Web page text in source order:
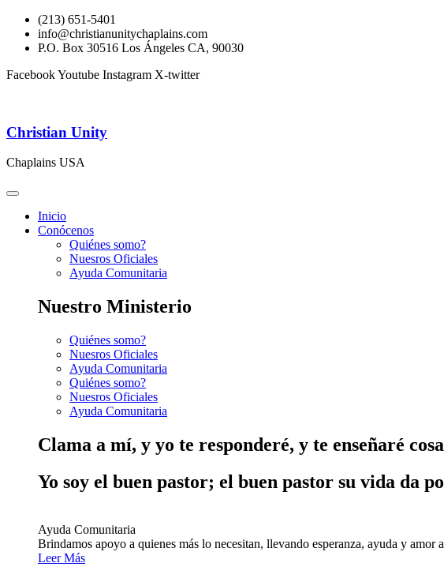
(213) 651-5401
info@christianunitychaplains.com
P.O. Box 30516 Los Ángeles CA, 90030
FacebookYoutube Instagram X-twitter
Christian Unity
Chaplains USA
Inicio
Conócenos
Quiénes somo?
Nuesros Oficiales
Ayuda Comunitaria
Nuestro Ministerio
Quiénes somo?
Nuesros Oficiales
Ayuda Comunitaria
Quiénes somo?
Nuesros Oficiales
Ayuda Comunitaria
Clama a mí, y yo te responderé, y te enseñaré
Yo soy el buen pastor; el buen pastor su vida da
Ayuda Comunitaria
Brindamos apoyo a quienes más lo necesitan, llevando esperanza, ayuda y
Leer Más